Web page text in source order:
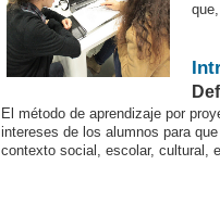
El método de aprendizaje por
intereses de los alumnos para
contexto social, escolar, cultural,